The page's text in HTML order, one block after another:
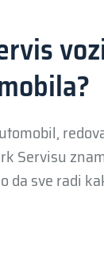
Servisu
da sve radi